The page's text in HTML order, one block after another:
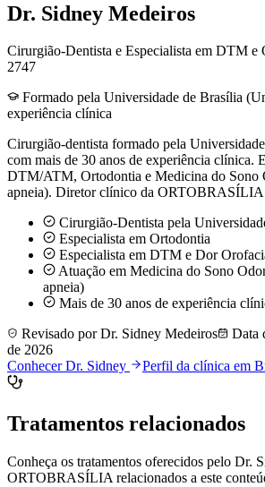
Dr. Sidney Medeiros
Cirurgião-Dentista e Especialista em DTM e
2747
Formado pela Universidade de Brasília
experiência clínica
Cirurgião-dentista formado pela
com mais de 30 anos de experiência clínica.
DTM/ATM, Ortodontia e Medicina do Sono
apneia). Diretor clínico da
Cirurgião-Dentista pela
Especialista em Ortodontia
Especialista em DTM e Dor
Atuação em Medicina do Sono
apneia)
Mais de 30 anos de experiência
Revisado porDr. Sidney Medeiros Data
de 2026
Conhecer Dr. Sidney
Perfil da clínica em
Tratamentos relacionados
Conheça os tratamentos oferecidos pelo Dr.
ORTOBRASÍLIA relacionados a este